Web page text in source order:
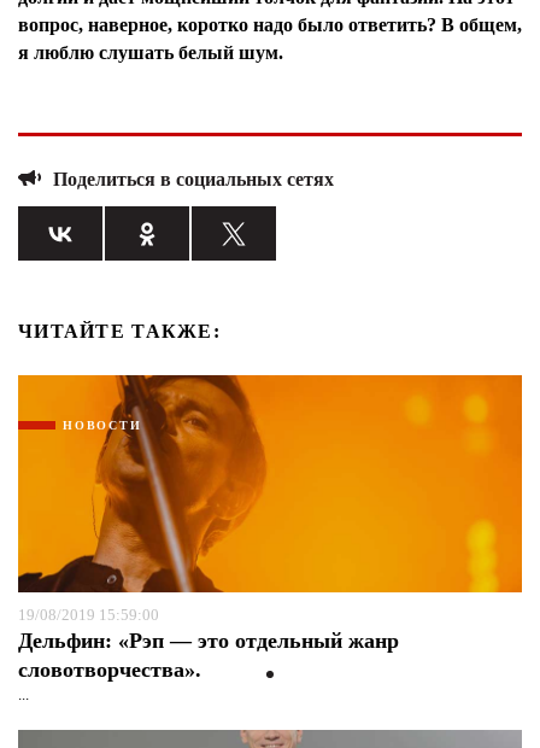
вопрос, наверное, коротко надо было ответить? В общем,
я люблю слушать белый шум.
Поделиться в социальных сетях
ЧИТАЙТЕ ТАКЖЕ:
НОВОСТИ
19/08/2019 15:59:00
Дельфин: «Рэп — это отдельный жанр
словотворчества».
...